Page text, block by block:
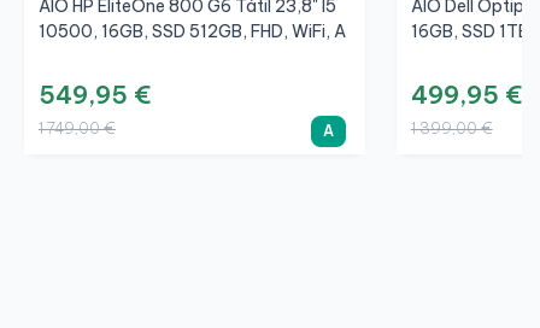
AIO HP EliteOne 800 G6 Tátil 23,8" I5
10500, 16GB, SSD 512GB, FHD, WiFi, A
549,95 €
1 749,00 € A
AIO Dell
16GB, SSD
499,95 €
1 399,00 €